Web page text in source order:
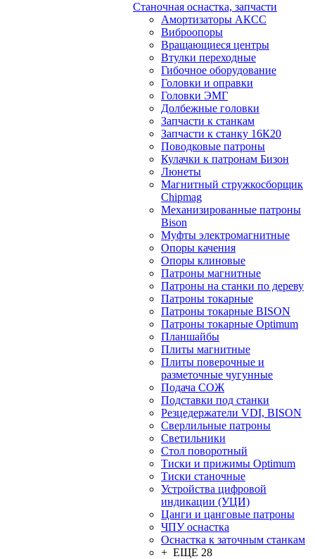
Станочная оснастка, запчасти
Амортизаторы АКСС
Виброопоры
Вращающиеся центры
Втулки переходные
Гибочное оборудование
Головки и оправки
Головки ЭМГ
Долбежные головки
Запчасти к станкам
Запчасти к станку 16К20
Поводковые патроны
Кулачки к патронам Бизон
Люнеты
Магнитный стружкосборщик
Chipmag
Механизированные патроны
Bison
Муфты электромагнитные
Опоры качения
Опоры клиновые
Патроны магнитные
Патроны на станки по дереву
Патроны токарные
Патроны токарные BISON
Патроны токарные Optimum
Планшайбы
Плиты магнитные
Плиты поверочные и
разметочные чугунные
Подача СОЖ
Подставки под станки
Резцедержатели VDI, BISON
Сверлильные патроны
Светильники
Стол поворотный
Тиски и прижимы Optimum
Тиски станочные
Устройства цифровой
индикации (УЦИ)
Цанги и цанговые патроны
ЧПУ оснастка
Оснастка к заточным станкам
+ ЕЩЕ 28